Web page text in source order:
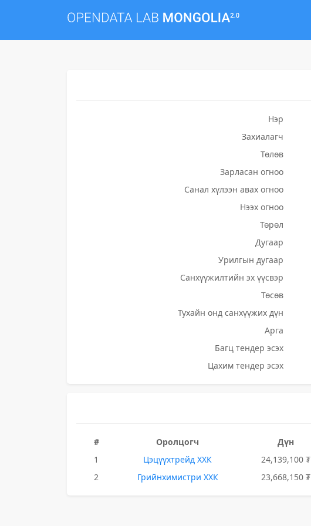
Нэр
Захиалагч
Төлөв
Зарласан огноо
Санал хүлээн авах огноо
Нээх огноо
Төрөл
Дугаар
Урилгын дугаар
Санхүүжилтийн эх үүсвэр
Төсөв
Тухайн онд санхүүжих дүн
Арга
Багц тендер эсэх
Цахим тендер эсэх
# Оролцогч Дүн
1
Цэцүүхтрейд ХХК 24,139,100 ₮
2
Грийнхимистри ХХК 23,668,150 ₮